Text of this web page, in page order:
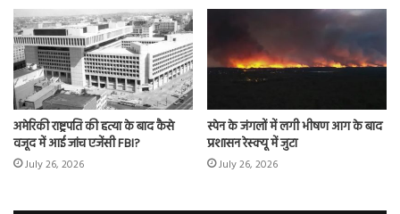
अमेरिकी राष्ट्रपति की हत्या के बाद कैसे
वजूद में आई जांच एजेंसी FBI?
July 26, 2026
स्पेन के जंगलों में लगी भीषण आग के बाद
प्रशासन रेस्क्यू में जुटा
July 26, 2026